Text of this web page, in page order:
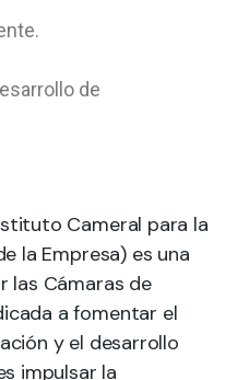
de
Cameral para la
la Empresa) es una
las Cámaras de
a fomentar el
y el desarrollo
impulsar la